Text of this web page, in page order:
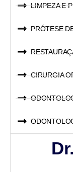
LIMPEZA E
PRÓTESE
CIRURGIA